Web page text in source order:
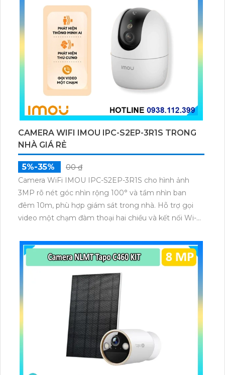
CAMERA WIFI IMOU IPC-S2EP-3R1S TRONG
NHÀ GIÁ RẺ
5%-35%
00 ₫
Camera WiFi IMOU IPC-S2EP-3R1S cho hình ảnh
3MP rõ nét góc nhìn rộng 100° và tầm nhìn ban
đêm 10m, phù hợp giám sát trong nhà. Hỗ trợ gọi
video một chạm đàm thoại hai chiều và kết nối Wi-Fi
microSD tối đa 256GB hoặc lưu đám mây dễ lắp đặt
cho gia đình và văn phòng nhỏ.